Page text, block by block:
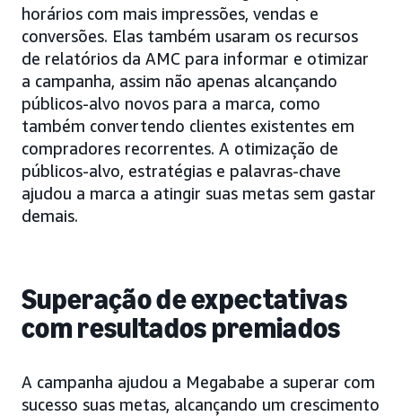
horários com mais impressões, vendas e
conversões. Elas também usaram os recursos
de relatórios da AMC para informar e otimizar
a campanha, assim não apenas alcançando
públicos-alvo novos para a marca, como
também convertendo clientes existentes em
compradores recorrentes. A otimização de
públicos-alvo, estratégias e palavras-chave
ajudou a marca a atingir suas metas sem gastar
demais.
Superação de expectativas
com resultados premiados
A campanha ajudou a Megababe a superar com
sucesso suas metas, alcançando um crescimento